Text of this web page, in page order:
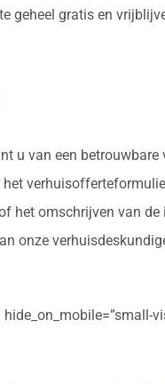
geheel gratis en
u van een
het omschrijven van
onze